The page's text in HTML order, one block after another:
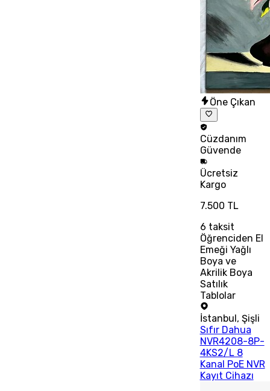
Öne Çıkan
Cüzdanım
Güvende
Ücretsiz
Kargo
7.500 TL
6 taksit
Öğrenciden El
Emeği Yağlı
Boya ve
Akrilik Boya
Satılık
Tablolar
İstanbul, Şişli
Sıfır Dahua
NVR4208-8P-
4KS2/L 8
Kanal PoE NVR
Kayıt Cihazı